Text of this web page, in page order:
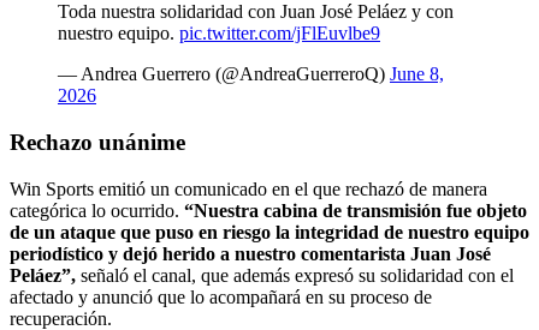
Toda nuestra solidaridad con Juan José Peláez y con
nuestro equipo. pic.twitter.com/jFlEuvlbe9
— Andrea Guerrero (@AndreaGuerreroQ) June 8,
2026
Rechazo unánime
Win Sports emitió un comunicado en el que rechazó de manera
categórica lo ocurrido. “Nuestra cabina de transmisión fue objeto
de un ataque que puso en riesgo la integridad de nuestro equipo
periodístico y dejó herido a nuestro comentarista Juan José
Peláez”, señaló el canal, que además expresó su solidaridad con el
afectado y anunció que lo acompañará en su proceso de
recuperación.